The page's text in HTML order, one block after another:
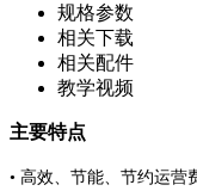
规格参数
相关下载
相关配件
教学视频
主要特点
• 高效、节能、节约运营